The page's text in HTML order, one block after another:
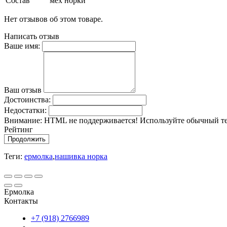
Нет отзывов об этом товаре.
Написать отзыв
Ваше имя:
Ваш отзыв
Достоинства:
Недостатки:
Внимание: HTML не поддерживается! Используйте обычный
Рейтинг
Продолжить
Теги: ермолка,нашивка норка
Ермолка
Контакты
+7 (918) 2766989